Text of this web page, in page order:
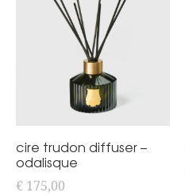
cire trudon diffuser –
odalisque
€ 175,00